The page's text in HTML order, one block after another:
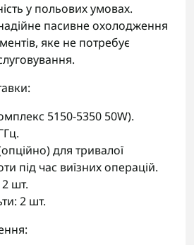
у польових умовах.
пасивне охолодження
яке не потребує
5150-5350 50W).
для тривалої
під час виїзних операцій.
шт.
2 шт.